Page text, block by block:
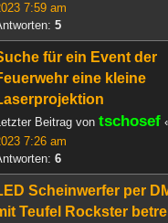
7:59 am
5
für ein Event der
eine kleine
Beitrag von tschosef
7:26 am
6
Scheinwerfer per
Teufel Rockster